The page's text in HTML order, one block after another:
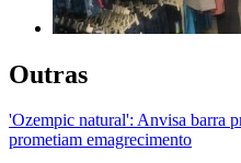
Outras
'Ozempic natural': Anvisa barra
prometiam emagrecimento